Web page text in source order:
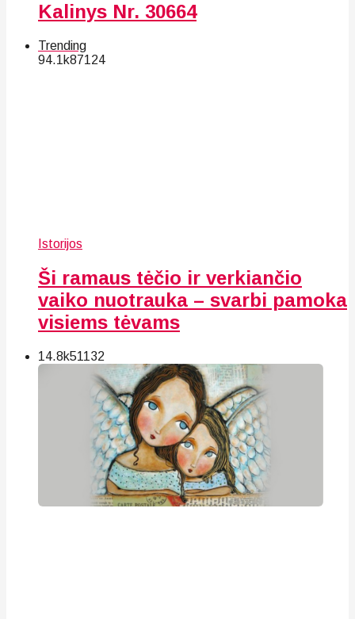
Kalinys Nr. 30664
Trending
94.1k87124
Istorijos
Ši ramaus tėčio ir verkiančio
vaiko nuotrauka – svarbi pamoka
visiems tėvams
14.8k51 132